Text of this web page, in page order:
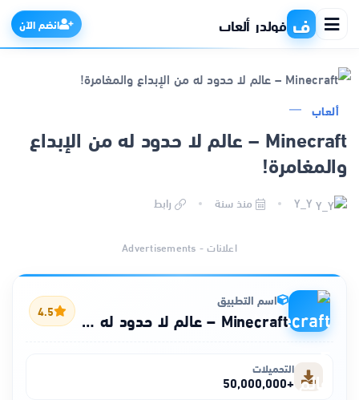
ف فولدر ألعاب انضم الآن
التطبيقات
الألعاب
ذكاء اصطناعي
ألعاب
Minecraft – عالم لا حدود له من الإبداع
والمغامرة!
منذ سنة رابط
اعلانات - Advertisements
اسم التطبيق
Minecraft – عالم لا حدود له من الإبداع والمغامرة! 4.5
التحميلات
+50,000,000